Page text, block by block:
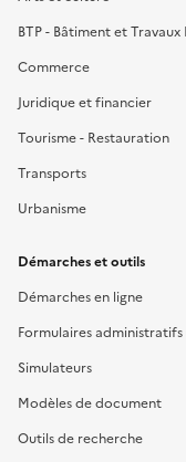
BTP - Bâtiment et Travaux
Commerce
Juridique et financier
Tourisme - Restauration
Transports
Urbanisme
Démarches et outils
Démarches en ligne
Formulaires administratifs
Simulateurs
Modèles de document
Outils de recherche